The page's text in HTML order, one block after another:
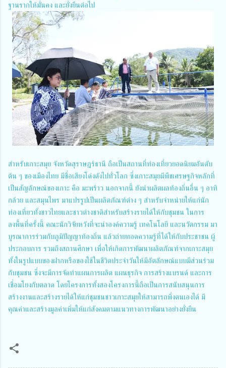
ฐานรากให้มั่นคง และยั่งยืนต่อไป
สำหรับเกาะสมุย จังหวัดสุราษฎร์ธานี ถือเป็นสถานที่ท่องเที่ยวยอดนิยมอันดับ
ต้น ๆ ของเมืองไทย มีชื่อเสียงโด่งดังไปทั่วโลก ซึ่งเกาะสมุยมีพืชเศรษฐกิจหลักที่
เป็นสัญลักษณ์ของเกาะ คือ มะพร้าว นอกจากนี้ ยังนำผลิตผลท้องถิ่นอื่น ๆ อาทิ
กล้วย และสมุนไพร มาแปรรูปเป็นผลิตภัณฑ์ต่าง ๆ สำหรับจำหน่ายให้แก่นัก
ท่องเที่ยวทั้งชาวไทยและชาวต่างชาติสำหรับสร้างรายได้ให้กับชุมชน ในการ
ลงพื้นที่ครั้งนี้ คณะนักวิจัยหวังที่จะนำองค์ความรู้ เทคโนโลยี และนวัตกรรม มา
บูรณาการร่วมกับภูมิปัญญาท้องถิ่น แล้วถ่ายทอดความรู้ที่ได้ให้กับประชาชน ผู้
ประกอบการ รวมถึงสถานศึกษา เพื่อให้เกิดการพัฒนาผลิตภัณฑ์จากเกาะสมุย
ทั้งในรูปแบบของฝากหรือของใช้ในชีวิตประจำวันให้มีอัตลักษณ์แบบมีส่วนร่วม
กับชุมชน ซึ่งจะมีการจัดทำแผนการผลิต แผนธุรกิจ การสร้างแบรนด์ และการ
เชื่อมโยงกับตลาด โดยโครงการทั้งสองโครงการนี้ถือเป็นการสนับสนุนการ
สร้างงานและสร้างรายได้ให้แก่ชุมชนชาวเกาะสมุยให้สามารถพึ่งตนเองได้ มี
คุณค่าและสร้างมูลค่าเพิ่มให้แก่สังคมตามแนวทางการพัฒนาอย่างยั่งยืน